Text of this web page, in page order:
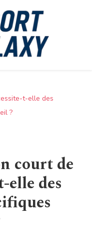
t-elle des
?
court de
elle des